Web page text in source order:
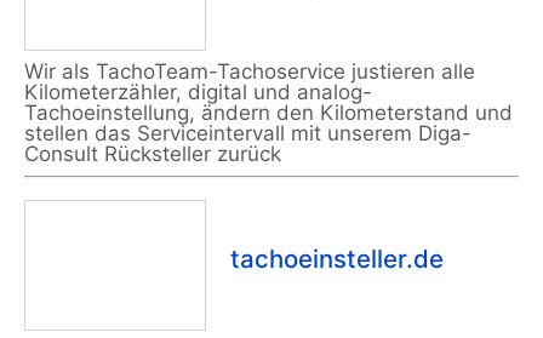
Wir als TachoTeam-Tachoservice justieren alle
Kilometerzähler, digital und analog-
Tachoeinstellung, ändern den Kilometerstand und
stellen das Serviceintervall mit unserem Diga-
Consult Rücksteller zurück
tachoeinsteller.de